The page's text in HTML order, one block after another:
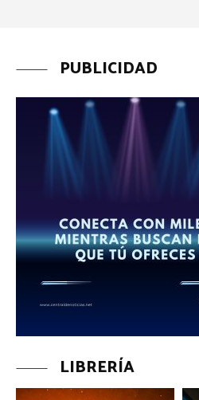
PUBLICIDAD
LIBRERÍA